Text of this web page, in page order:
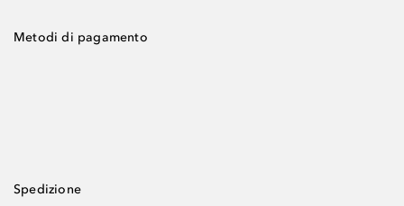
Metodi di pagamento
Spedizione